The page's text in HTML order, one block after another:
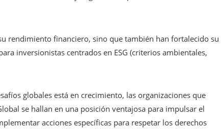
rendimiento financiero, sino que también han fortalecido su
inversionistas centrados en ESG (criterios ambientales,
globales está en crecimiento, las organizaciones que
se hallan en una posición ventajosa para impulsar el
acciones específicas para respetar los derechos